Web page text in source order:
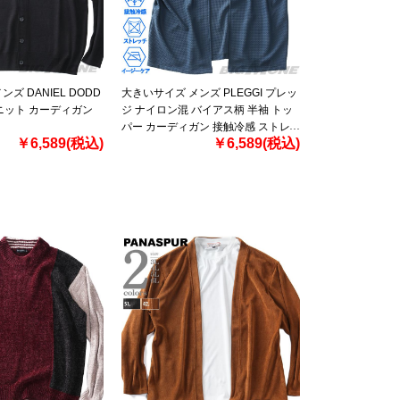
ズ DANIEL DODD
ット カーディガン
￥6,589(税込)
大きいサイズ メンズ PLEGGI プレッ
ジ ナイロン混 バイアス柄 半袖 トッ
パー カーディガン 接触冷感 ストレ
ッチ イージーケア 65-45123-2
￥6,589(税込)